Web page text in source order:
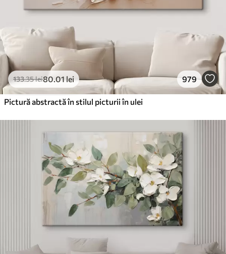
133.35lei80.01lei 979
Pictură abstractă în stilul picturii în ulei